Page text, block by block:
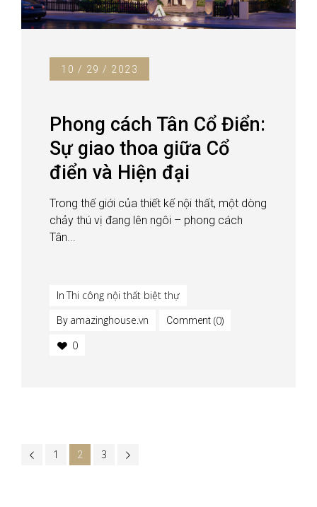
10 / 29 / 2023
Phong cách Tân Cổ Điển:
Sự giao thoa giữa Cổ
điển và Hiện đại
Trong thế giới của thiết kế nội thất, một dòng
chảy thú vị đang lên ngôi – phong cách
Tân...
InThi công nội thất biệt thự
By amazinghouse.vn Comment (0)
0
1 2 3